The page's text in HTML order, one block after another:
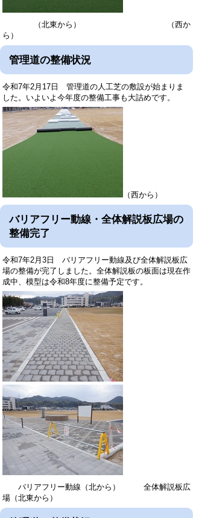
（北東から） （西か
ら）
管理道の整備状況
令和7年2月17日 管理道の人工芝の敷設が始まりま
した。いよいよ今年度の整備工事も大詰めです。
（西から）
バリアフリー動線・全体解説板広場の
整備完了
令和7年2月3日 バリアフリー動線及び全体解説板広
場の整備が完了しました。全体解説板の板面は現在作
成中、模型は令和8年度に整備予定です。
バリアフリー動線（北から） 全体解説板広
場（北東から）